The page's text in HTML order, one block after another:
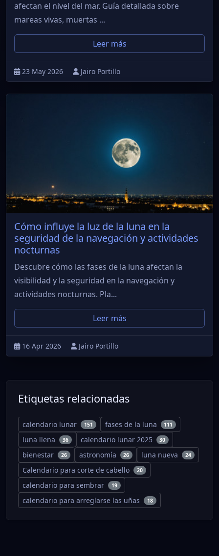
afectan el nivel del mar. Guía detallada sobre
mareas vivas, muertas ...
Leer más
23 May 2026 Jairo Portillo
Cómo influye la luz de la luna en la
seguridad de la navegación y actividades
nocturnas
Descubre cómo las fases de la luna afectan la
visibilidad y la seguridad en la navegación y
actividades nocturnas. Pla...
Leer más
16 Apr 2026 Jairo Portillo
Etiquetas relacionadas
calendario lunar 151 fases de la luna 111
luna llena 36 calendario lunar 2025 30
bienestar 26 astronomía 26 luna nueva 24
Calendario para corte de cabello 20
calendario para sembrar 19
calendario para arreglarse las uñas 18